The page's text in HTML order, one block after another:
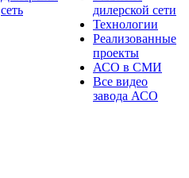
сеть
дилерской сети
Технологии
Реализованные
проекты
АСО в СМИ
Все видео
завода АСО